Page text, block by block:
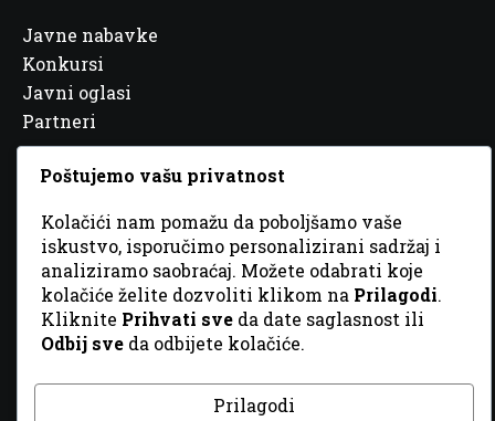
Javne nabavke
Konkursi
Javni oglasi
Partneri
© 2026 Sva prava zadržana. DizajnGordonDM
Poštujemo vašu privatnost
Kolačići nam pomažu da poboljšamo vaše
iskustvo, isporučimo personalizirani sadržaj i
analiziramo saobraćaj. Možete odabrati koje
kolačiće želite dozvoliti klikom na Prilagodi.
Kliknite Prihvati sve da date saglasnost ili
Odbij sve da odbijete kolačiće.
Prilagodi